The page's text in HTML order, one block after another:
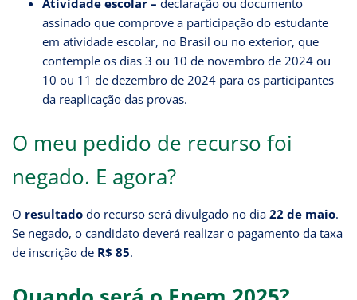
assinado que comprove a participação do estudante
em atividade escolar, no Brasil ou no exterior, que
contemple os dias 3 ou 10 de novembro de 2024 ou
10 ou 11 de dezembro de 2024 para os participantes
da reaplicação das provas.
O meu pedido de recurso foi
negado. E agora?
O resultado do recurso será divulgado no dia 22 de maio.
Se negado, o candidato deverá realizar o pagamento da taxa
de inscrição de R$ 85.